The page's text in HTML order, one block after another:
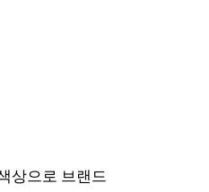
상으로 브랜드